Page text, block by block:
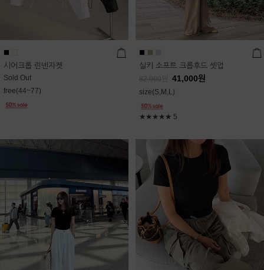
시어크롭 린넨자켓
Sold Out
free(44~77)
실키 소프트 크롭후드 셋업
82,000 41,000원
size(S,M,L)
★★★★★ 5